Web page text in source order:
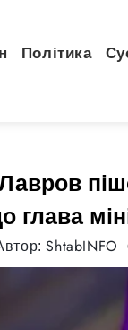
Політика
глава
ShtabINFO